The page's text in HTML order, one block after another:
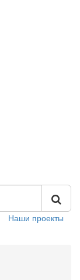
Наши проекты